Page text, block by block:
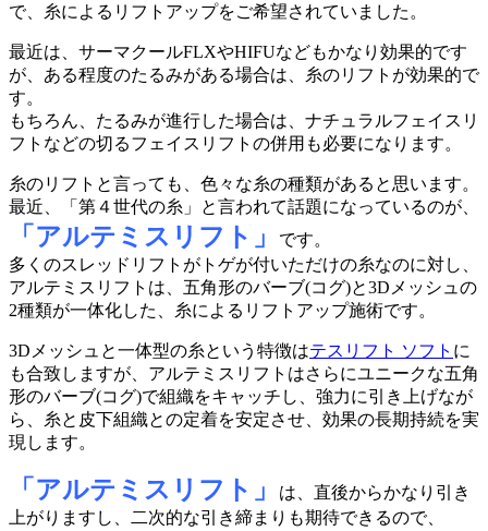
で、糸によるリフトアップをご希望されていました。
最近は、サーマクールFLXやHIFUなどもかなり効果的です
が、ある程度のたるみがある場合は、糸のリフトが効果的で
す。
もちろん、たるみが進行した場合は、ナチュラルフェイスリ
フトなどの切るフェイスリフトの併用も必要になります。
糸のリフトと言っても、色々な糸の種類があると思います。
最近、「第４世代の糸」と言われて話題になっているのが、
「アルテミスリフト」
です。
多くのスレッドリフトがトゲが付いただけの糸なのに対し、
アルテミスリフトは、五角形のバーブ(コグ)と3Dメッシュの
2種類が一体化した、糸によるリフトアップ施術です。
3Dメッシュと一体型の糸という特徴はテスリフト ソフト に
も合致しますが、アルテミスリフトはさらにユニークな五角
形のバーブ(コグ)で組織をキャッチし、強力に引き上げなが
ら、糸と皮下組織との定着を安定させ、効果の長期持続を実
現します。
「アルテミスリフト」
は、直後からかなり引き
上がりますし、二次的な引き締まりも期待できるので、